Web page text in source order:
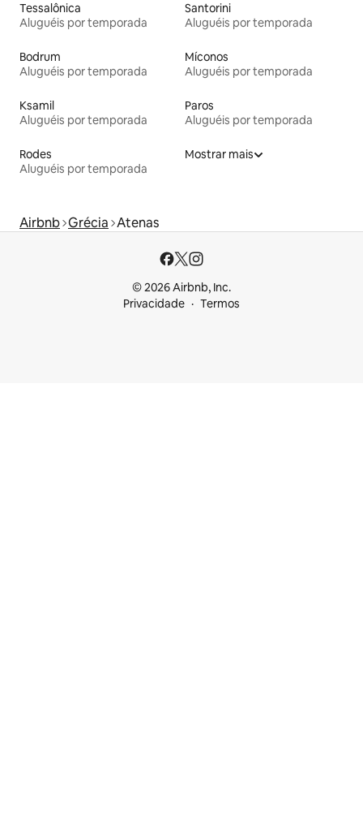
Tessalônica
Aluguéis por temporada
Santorini
Aluguéis por temporada
Bodrum
Aluguéis por temporada
Míconos
Aluguéis por temporada
Ksamil
Aluguéis por temporada
Paros
Aluguéis por temporada
Rodes
Aluguéis por temporada
Mostrar mais
Airbnb Grécia Atenas
© 2026 Airbnb, Inc.
Privacidade
Termos